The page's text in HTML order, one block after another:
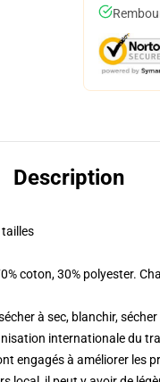
Description
tailles
coton, 30% polyester.
à sec, blanchir,
internationale du
engagés à améliorer les